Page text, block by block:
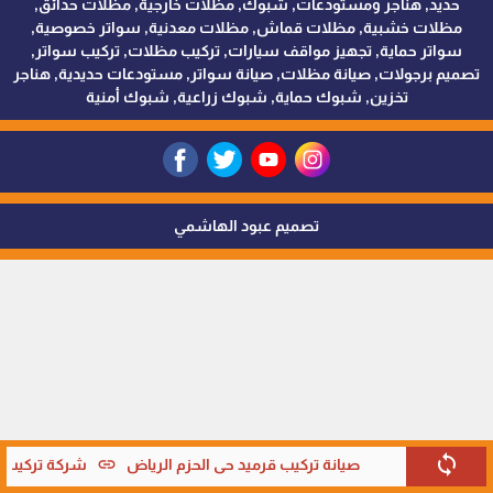
sync صيانة تركيب قرميد حي الحزم الرياض link شركة تركيب
حديد, هناجر ومستودعات, شبوك, مظلات خارجية, مظلات حدائق,
مظلات خشبية, مظلات قماش, مظلات معدنية, سواتر خصوصية,
سواتر حماية, تجهيز مواقف سيارات, تركيب مظلات, تركيب سواتر,
تصميم برجولات, صيانة مظلات, صيانة سواتر, مستودعات حديدية, هناجر
تخزين, شبوك حماية, شبوك زراعية, شبوك أمنية
تصميم عبود الهاشمي